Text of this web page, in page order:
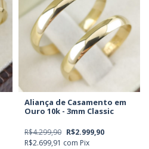
Aliança de Casamento em
Ouro 10k - 3mm Classic
R$4.299,90 R$2.999,90
R$2.699,91 com Pix